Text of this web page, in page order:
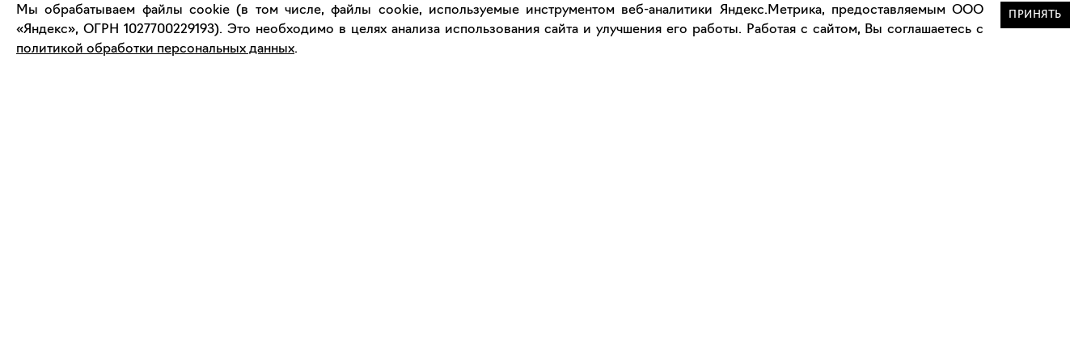
онлайн
Мы обрабатываем файлы cookie (в том числе, файлы cookie, используемые инструментом веб-аналитики Яндекс.Метрика, предоставляемым ООО
«Яндекс», ОГРН 1027700229193). Это необходимо в целях анализа использования сайта и улучшения его работы. Работая с сайтом, Вы соглашаетесь с
политикой обработки персональных данных.
ПРИНЯТЬ